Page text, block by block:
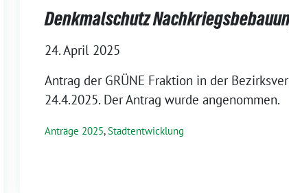
Denkmalschutz
24. April 2025
Antrag der GRÜNE Fraktion in der
24.4.2025. Der Antrag wurde angenommen.
Anträge 2025,Stadtentwicklung